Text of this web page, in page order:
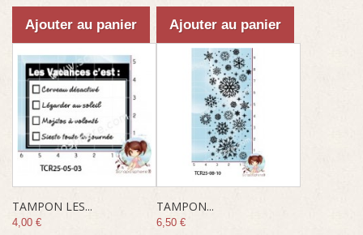
Ajouter au panier Ajouter au panier
TAMPON LES...
4,00 €
TAMPON...
6,50 €